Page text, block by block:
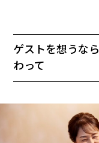
ゲストを想うな
わって